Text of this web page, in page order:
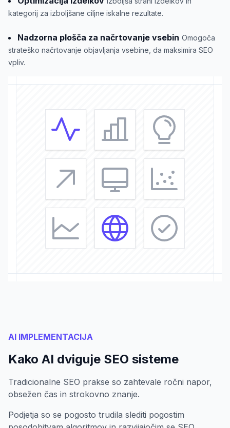
kategorij za izboljšane ciljne iskalne rezultate.
Nadzorna plošča za načrtovanje vsebin Omogoča
strateško načrtovanje objavljanja vsebine, da maksimira SEO
vpliv.
AI IMPLEMENTACIJA
Kako AI dviguje SEO sisteme
Tradicionalne SEO prakse so zahtevale ročni napor,
obsežen čas in strokovno znanje.
Podjetja so se pogosto trudila slediti pogostim